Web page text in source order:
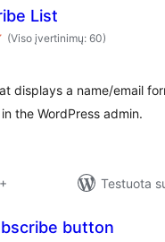
List
(Viso įvertinimų: 60)
displays a name/email
the WordPress admin.
Testuota
button